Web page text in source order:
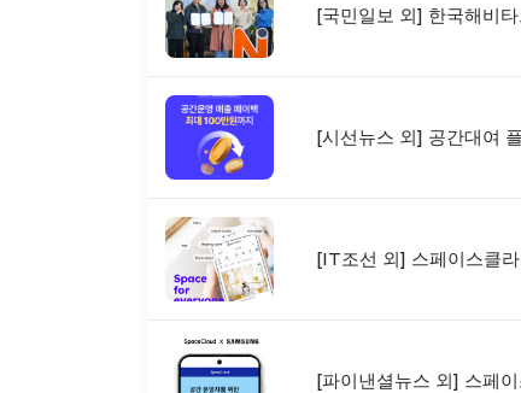
[국민일보 외] 한국해비
[시선뉴스 외] 공간대여
[IT조선 외] 스페이스클
[파이낸셜뉴스 외] 스페